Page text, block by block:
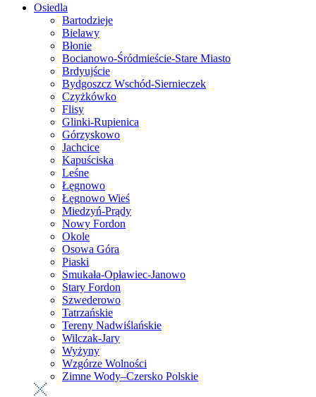
Osiedla
Bartodzieje
Bielawy
Błonie
Bocianowo-Śródmieście-Stare Miasto
Brdyujście
Bydgoszcz Wschód-Siernieczek
Czyżkówko
Flisy
Glinki-Rupienica
Górzyskowo
Jachcice
Kapuściska
Leśne
Łęgnowo
Łęgnowo Wieś
Miedzyń-Prądy
Nowy Fordon
Okole
Osowa Góra
Piaski
Smukała-Opławiec-Janowo
Stary Fordon
Szwederowo
Tatrzańskie
Tereny Nadwiślańskie
Wilczak-Jary
Wyżyny
Wzgórze Wolności
Zimne Wody–Czersko Polskie